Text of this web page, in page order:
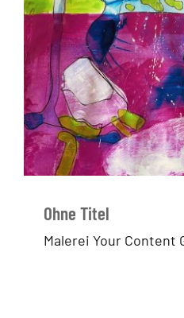
Ohne Titel
Malerei Your Content